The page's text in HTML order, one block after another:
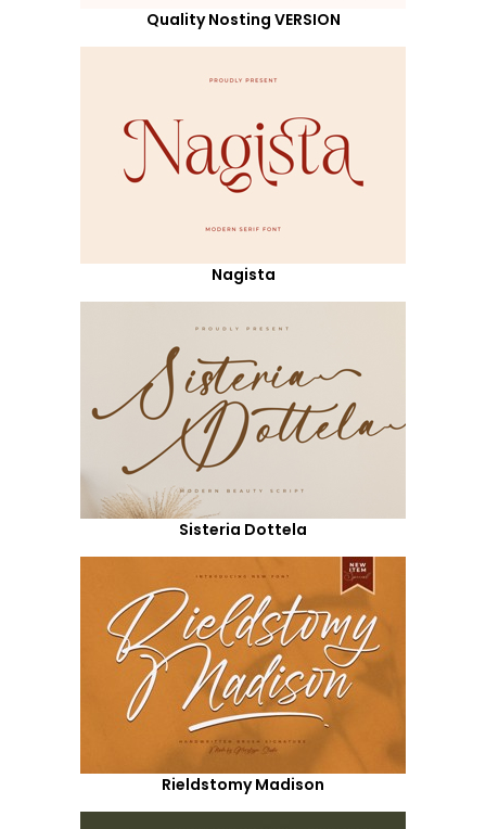
Quality Nosting VERSION
Nagista
Sisteria Dottela
Rieldstomy Madison